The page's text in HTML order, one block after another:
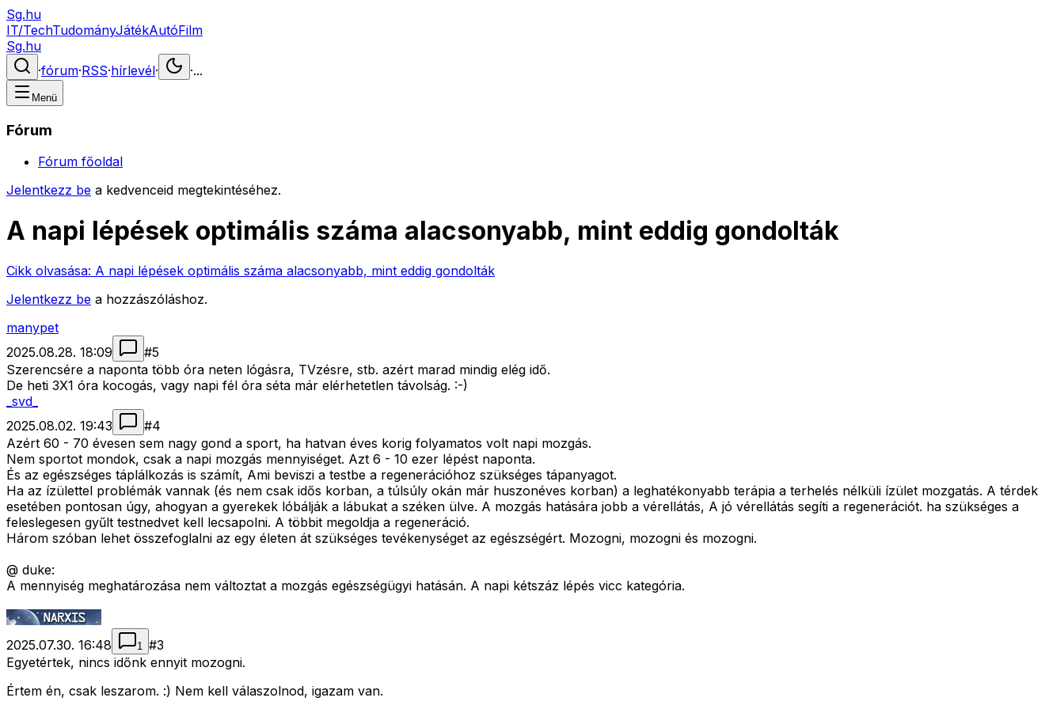
Sg.hu
IT/TechTudományJátékAutóFilm
Sg.hu
·fórum·RSS·hírlevél· ·...
Menü
Fórum
Fórum főoldal
Jelentkezz be a kedvenceid megtekintéséhez.
A napi lépések optimális száma alacsonyabb, mint eddig gondolták
Cikk olvasása: A napi lépések optimális száma alacsonyabb, mint eddig gondolták
Jelentkezz be a hozzászóláshoz.
manypet
2025.08.28. 18:09
#5
Szerencsére a naponta több óra neten lógásra, TVzésre, stb. azért marad mindig elég idő.
De heti 3X1 óra kocogás, vagy napi fél óra séta már elérhetetlen távolság. :-)
_svd_
2025.08.02. 19:43
#4
Azért 60 - 70 évesen sem nagy gond a sport, ha hatvan éves korig folyamatos volt napi mozgás.
Nem sportot mondok, csak a napi mozgás mennyiséget. Azt 6 - 10 ezer lépést naponta.
És az egészséges táplálkozás is számít, Ami beviszi a testbe a regenerációhoz szükséges tápanyagot.
Ha az ízülettel problémák vannak (és nem csak idős korban, a túlsúly okán már huszonéves korban) a leghatékonyabb terápia a terhelés nélküli ízület mozgatás. A térdek
esetében pontosan úgy, ahogyan a gyerekek lóbálják a lábukat a széken ülve. A mozgás hatására jobb a vérellátás, A jó vérellátás segíti a regenerációt. ha szükséges a
feleslegesen gyűlt testnedvet kell lecsapolni. A többit megoldja a regeneráció.
Három szóban lehet összefoglalni az egy életen át szükséges tevékenységet az egészségért. Mozogni, mozogni és mozogni.
@ duke:
A mennyiség meghatározása nem változtat a mozgás egészségügyi hatásán. A napi kétszáz lépés vicc kategória.
2025.07.30. 16:48 1 #3
Egyetértek, nincs időnk ennyit mozogni.
Értem én, csak leszarom. :) Nem kell válaszolnod, igazam van.